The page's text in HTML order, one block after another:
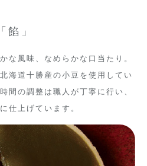
「餡」
な風味、なめらかな口当たり。
海道十勝産の小豆を使用してい
間の調整は職人が丁寧に行い、
仕上げています。